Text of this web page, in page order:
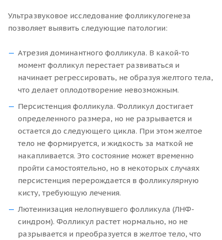
Ультразвуковое исследование фолликулогенеза
позволяет выявить следующие патологии:
Атрезия доминантного фолликула. В какой-то
момент фолликул перестает развиваться и
начинает регрессировать, не образуя желтого тела,
что делает оплодотворение невозможным.
Персистенция фолликула. Фолликул достигает
определенного размера, но не разрывается и
остается до следующего цикла. При этом желтое
тело не формируется, и жидкость за маткой не
накапливается. Это состояние может временно
пройти самостоятельно, но в некоторых случаях
персистенция перерождается в фолликулярную
кисту, требующую лечения.
Лютеинизация нелопнувшего фолликула (ЛНФ-
синдром). Фолликул растет нормально, но не
разрывается и преобразуется в желтое тело, что